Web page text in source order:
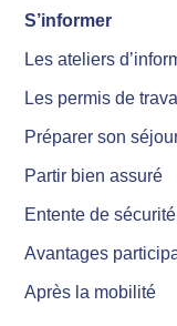
S’informer
Les ateliers
Les permis de
Préparer son
Partir bien assuré
Entente de
Avantages
Après la mobilité